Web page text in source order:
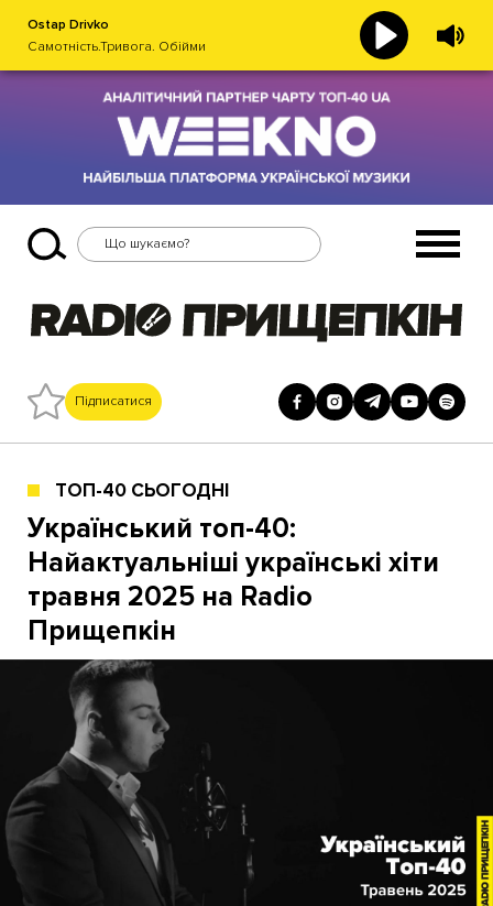
Ostap Drivko
Самотність.Тривога. Обійми
Підписатися
ТОП-40 СЬОГОДНІ
Український топ-40:
Найактуальніші українські хіти
травня 2025 на Radio
Прищепкін